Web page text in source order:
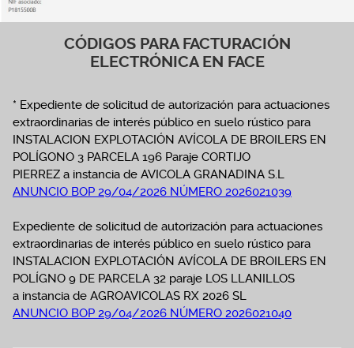
CÓDIGOS PARA FACTURACIÓN
ELECTRÓNICA EN FACE
* Expediente de solicitud de autorización para actuaciones
extraordinarias de interés público en suelo rústico para
INSTALACION EXPLOTACIÓN AVÍCOLA DE BROILERS EN
POLÍGONO 3 PARCELA 196 Paraje CORTIJO
PIERREZ a instancia de AVICOLA GRANADINA S.L
ANUNCIO BOP 29/04/2026 NÚMERO 2026021039
Expediente de solicitud de autorización para actuaciones
extraordinarias de interés público en suelo rústico para
INSTALACION EXPLOTACIÓN AVÍCOLA DE BROILERS EN
POLÍGNO 9 DE PARCELA 32 paraje LOS LLANILLOS
a instancia de AGROAVICOLAS RX 2026 SL
ANUNCIO BOP 29/04/2026 NÚMERO 2026021040